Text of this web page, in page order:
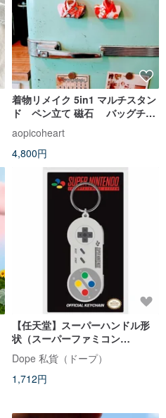
着物リメイク 5in1 マルチスタン
ド ペン立て 磁石 バッグチャ
ーム 和モダン ギフト
Upcycled Kimono Multi-holder
aopicoheart
4,800円
【任天堂】スーパーハンドル形
状（スーパーファミコン
SNES）-輸入キーホルダー
Dope 私貨（ドープ）
1,712円